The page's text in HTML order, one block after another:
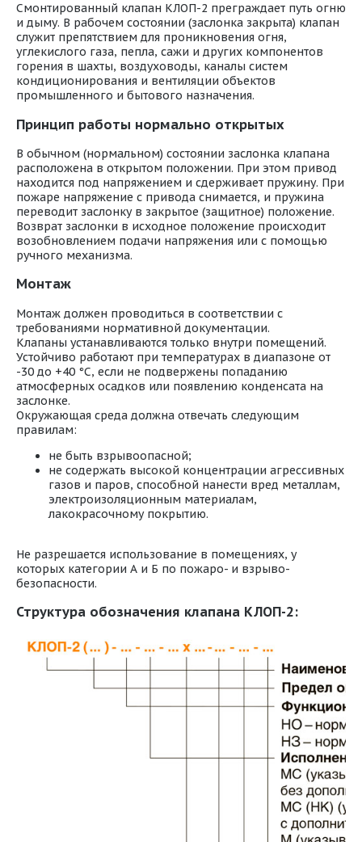
Смонтированный клапан КЛОП-2 преграждает путь огню
и дыму. В рабочем состоянии (заслонка закрыта) клапан
служит препятствием для проникновения огня,
углекислого газа, пепла, сажи и других компонентов
горения в шахты, воздуховоды, каналы систем
кондиционирования и вентиляции объектов
промышленного и бытового назначения.
Принцип работы нормально открытых
В обычном (нормальном) состоянии заслонка клапана
расположена в открытом положении. При этом привод
находится под напряжением и сдерживает пружину. При
пожаре напряжение с привода снимается, и пружина
переводит заслонку в закрытое (защитное) положение.
Возврат заслонки в исходное положение происходит
возобновлением подачи напряжения или с помощью
ручного механизма.
Монтаж
Монтаж должен проводиться в соответствии с
требованиями нормативной документации.
Клапаны устанавливаются только внутри помещений.
Устойчиво работают при температурах в диапазоне от
-30 до +40 °С, если не подвержены попаданию
атмосферных осадков или появлению конденсата на
заслонке.
Окружающая среда должна отвечать следующим
правилам:
не быть взрывоопасной;
не содержать высокой концентрации агрессивных
газов и паров, способной нанести вред металлам,
электроизоляционным материалам,
лакокрасочному покрытию.
Не разрешается использование в помещениях, у
которых категории А и Б по пожаро- и взрыво-
безопасности.
Структура обозначения клапана КЛОП-2: